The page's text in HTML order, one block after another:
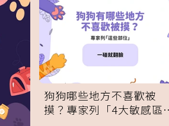
狗狗哪些地方不喜歡被
摸？專家列「4大敏感區